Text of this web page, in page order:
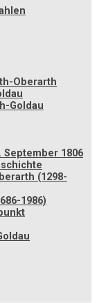
Oberarth
Goldau
September 1806
(1298-
1986)